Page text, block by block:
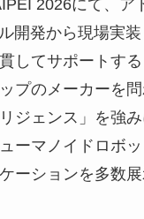
2026にて、ア
開発から現場実
してサポートす
プのメーカーを
ジェンス」を強
ーマノイドロボ
ーションを多数展